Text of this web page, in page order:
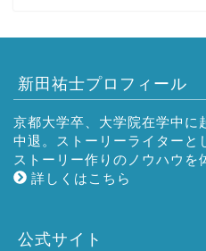
新田祐士プロフィール
京都大学卒、大学院在学中に
中退。ストーリーライターと
ストーリー作りのノウハウを
詳しくはこちら
公式サイト